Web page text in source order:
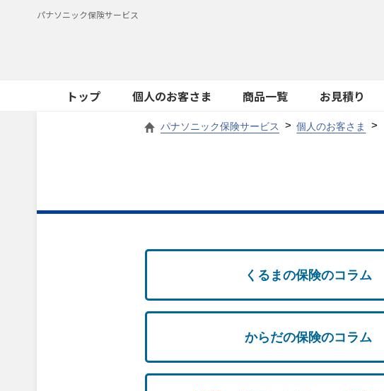
パナソニック保険サービス
トップ 個人のお客さま 商品一覧 お見積り
パナソニック保険サービス 個人のお客さま
くるまの保険のコラム
からだの保険のコラム